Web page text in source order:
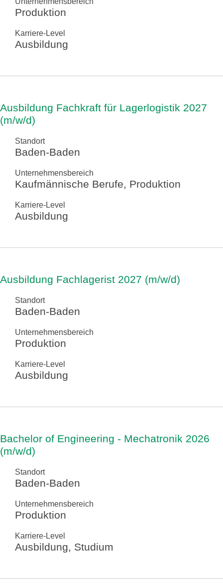
Produktion
Karriere-Level
Ausbildung
Ausbildung Fachkraft für Lagerlogistik 2027
(m/w/d)
Standort
Baden-Baden
Unternehmensbereich
Kaufmännische Berufe, Produktion
Karriere-Level
Ausbildung
Ausbildung Fachlagerist 2027 (m/w/d)
Standort
Baden-Baden
Unternehmensbereich
Produktion
Karriere-Level
Ausbildung
Bachelor of Engineering - Mechatronik 2026
(m/w/d)
Standort
Baden-Baden
Unternehmensbereich
Produktion
Karriere-Level
Ausbildung, Studium